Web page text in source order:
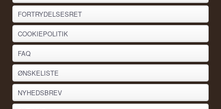
FORTRYDELSESRET
COOKIEPOLITIK
FAQ
ØNSKELISTE
NYHEDSBREV